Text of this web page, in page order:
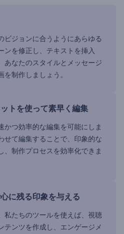
ビジョンに合うようにあらゆる
ンを修正し、テキストを挿入
あなたのスタイルとメッセージ
制作しましょう。
トを使って素早く編集
かつ効率的な編集を可能にしま
せて編集することで、印象的な
、制作プロセスを効率化できま
に残る印象を与える
私たちのツールを使えば、視聴
テンツを作成し、エンゲージメ